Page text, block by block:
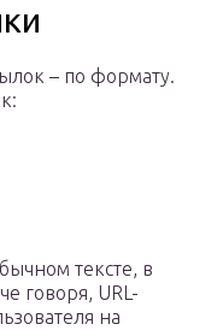
– по формату.
тексте, в
говоря, URL-
на